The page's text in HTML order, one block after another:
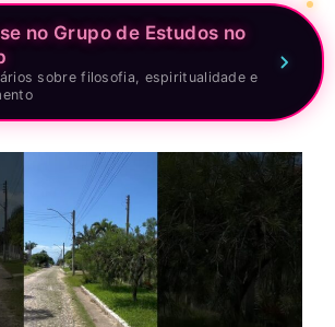
no Grupo de Estudos no
sobre filosofia, espiritualidade e